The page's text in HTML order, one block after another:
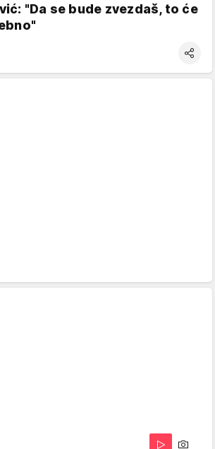
"Da se bude zvezdaš, to će